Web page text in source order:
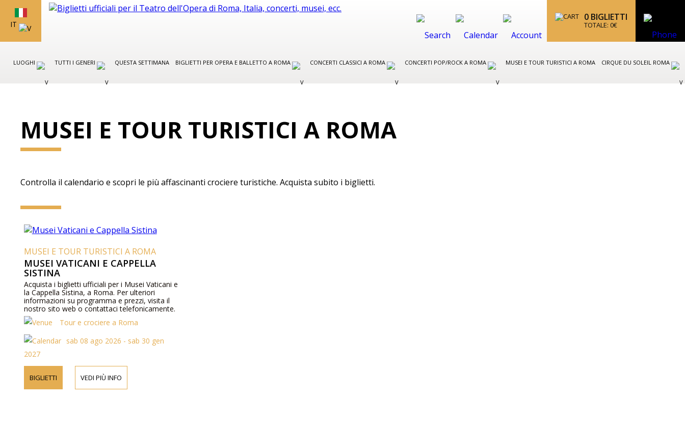
IT
0 BIGLIETTI
TOTALE: 0€
LUOGHI TUTTI I GENERI QUESTA SETTIMANA BIGLIETTI PER OPERA E BALLETTO A ROMA CONCERTI CLASSICI A ROMA CONCERTI POP/ROCK A ROMA MUSEI E TOUR TURISTICI A ROMA CIRQUE DU SOLEIL ROMA
MUSEI E TOUR TURISTICI A ROMA
Controlla il calendario e scopri le più affascinanti crociere turistiche. Acquista subito i biglietti.
MUSEI E TOUR TURISTICI A ROMA
MUSEI VATICANI E CAPPELLA
SISTINA
Acquista i biglietti ufficiali per i Musei Vaticani e
la Cappella Sistina, a Roma. Per ulteriori
informazioni su programma e prezzi, visita il
nostro sito web o contattaci telefonicamente.
Tour e crociere a Roma
sab 08 ago 2026 - sab 30 gen
2027
BIGLIETTI VEDI PIÙ INFO